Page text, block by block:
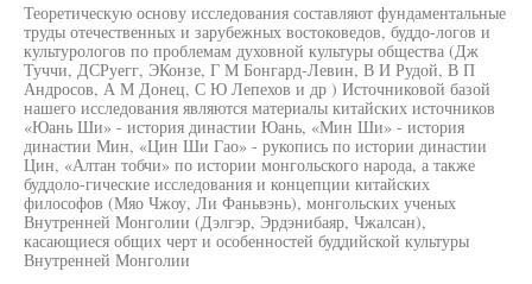
Теоретическую основу исследования составляют фундаментальные
труды отечественных и зарубежных востоковедов, буддо-логов и
культурологов по проблемам духовной культуры общества (Дж
Туччи, ДСРуегг, ЭКонзе, Г М Бонгард-Левин, В И Рудой, В П
Андросов, А М Донец, С Ю Лепехов и др ) Источниковой базой
нашего исследования являются материалы китайских источников
«Юань Ши» - история династии Юань, «Мин Ши» - история
династии Мин, «Цин Ши Гао» - рукопись по истории династии
Цин, «Алтан тобчи» по истории монгольского народа, а также
буддоло-гические исследования и концепции китайских
философов (Мяо Чжоу, Ли Фаньвэнь), монгольских ученых
Внутренней Монголии (Дэлгэр, Эрдэнибаяр, Чжалсан),
касающиеся общих черт и особенностей буддийской культуры
Внутренней Монголии